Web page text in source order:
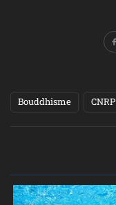
Bouddhisme CNRP